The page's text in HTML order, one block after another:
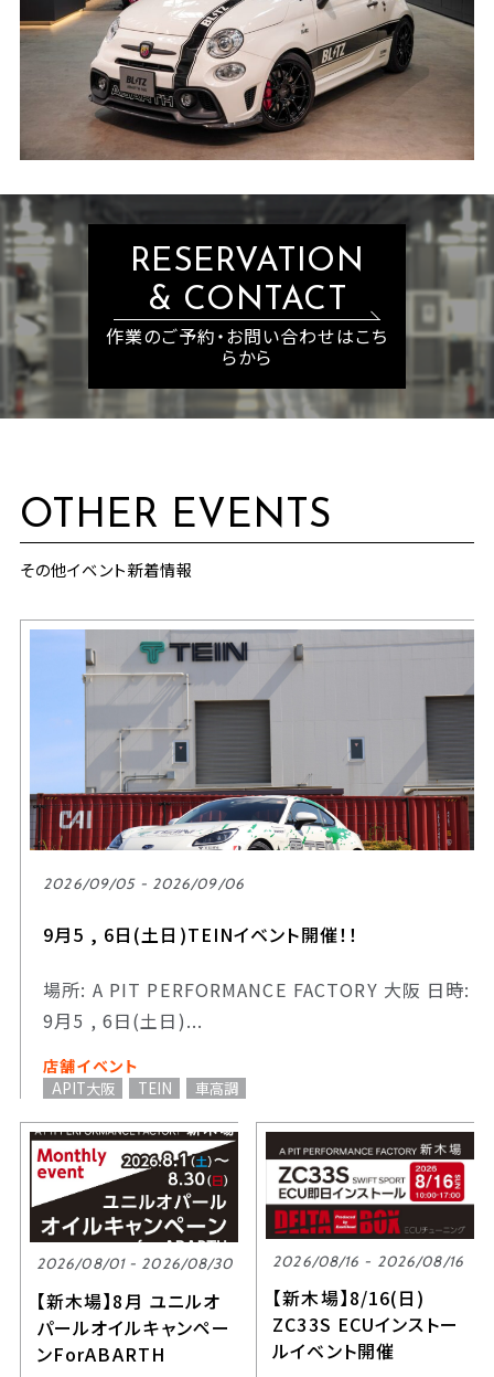
RESERVATION
& CONTACT
作業のご予約・お問い合わせはこち
らから
OTHER EVENTS
その他イベント新着情報
2026/09/05 - 2026/09/06
9月5 , 6日(土日)TEINイベント開催！！
場所: A PIT PERFORMANCE FACTORY 大阪 日時:
9月5 , 6日(土日)...
店舗イベント
APIT大阪
TEIN 車高調
2026/08/01 - 2026/08/30
【新木場】8月 ユニルオ
パールオイルキャンペー
ンForABARTH
2026/08/16 - 2026/08/16
【新木場】8/16(日)
ZC33S ECUインストー
ルイベント開催